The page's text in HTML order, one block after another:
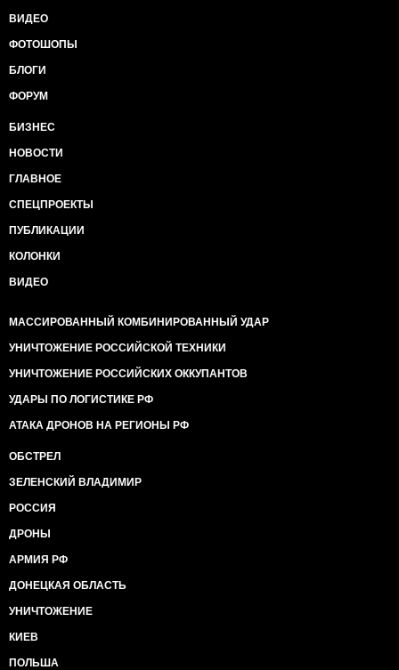
ВИДЕО
ФОТОШОПЫ
БЛОГИ
ФОРУМ
БИЗНЕС
НОВОСТИ
ГЛАВНОЕ
СПЕЦПРОЕКТЫ
ПУБЛИКАЦИИ
КОЛОНКИ
ВИДЕО
МАССИРОВАННЫЙ КОМБИНИРОВАННЫЙ УДАР
УНИЧТОЖЕНИЕ РОССИЙСКОЙ ТЕХНИКИ
УНИЧТОЖЕНИЕ РОССИЙСКИХ ОККУПАНТОВ
УДАРЫ ПО ЛОГИСТИКЕ РФ
АТАКА ДРОНОВ НА РЕГИОНЫ РФ
ОБСТРЕЛ
ЗЕЛЕНСКИЙ ВЛАДИМИР
РОССИЯ
ДРОНЫ
АРМИЯ РФ
ДОНЕЦКАЯ ОБЛАСТЬ
УНИЧТОЖЕНИЕ
КИЕВ
ПОЛЬША